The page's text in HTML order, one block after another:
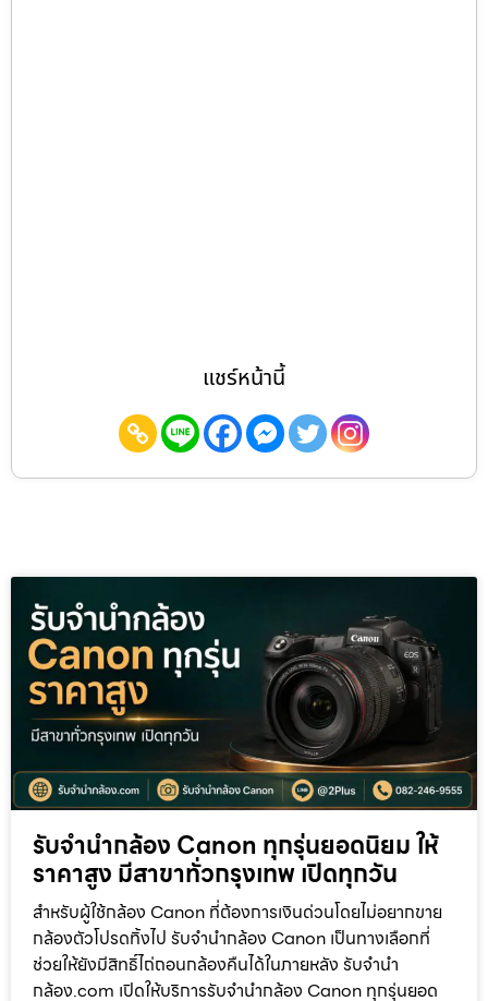
แชร์หน้านี้
รับจำนำกล้อง Canon ทุกรุ่นยอดนิยม ให้
ราคาสูง มีสาขาทั่วกรุงเทพ เปิดทุกวัน
สำหรับผู้ใช้กล้อง Canon ที่ต้องการเงินด่วนโดยไม่อยากขาย
กล้องตัวโปรดทิ้งไป รับจำนำกล้อง Canon เป็นทางเลือกที่
ช่วยให้ยังมีสิทธิ์ไถ่ถอนกล้องคืนได้ในภายหลัง รับจำนำ
กล้อง.com เปิดให้บริการรับจำนำกล้อง Canon ทุกรุ่นยอด